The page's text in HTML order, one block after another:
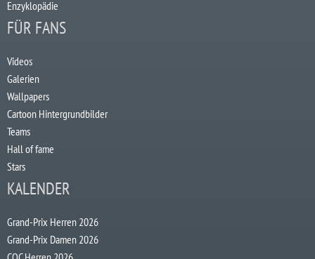
Enzyklopädie
FÜR FANS
Videos
Galerien
Wallpapers
Cartoon Hintergrundbilder
Teams
Hall of fame
Stars
KALENDER
Grand-Prix Herren 2026
Grand-Prix Damen 2026